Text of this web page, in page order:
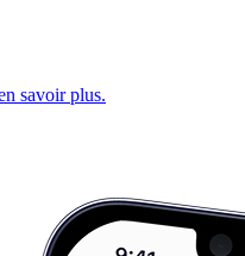
savoir plus.